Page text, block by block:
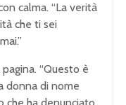
calma. “La verità
che ti sei
“Questo è
donna di nome